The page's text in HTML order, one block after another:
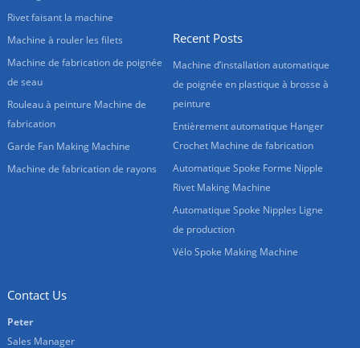
Rivet faisant la machine
Machine à rouler les filets
Machine de fabrication de poignée
de seau
Rouleau à peinture Machine de
fabrication
Garde Fan Making Machine
Machine de fabrication de rayons
Recent Posts
Machine d’installation automatique
de poignée en plastique à brosse à
peinture
Entièrement automatique Hanger
Crochet Machine de fabrication
Automatique Spoke Forme Nipple
Rivet Making Machine
Automatique Spoke Nipples Ligne
de production
Vélo Spoke Making Machine
Contact Us
Peter
Sales Manager